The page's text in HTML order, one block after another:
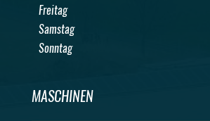
Freitag
Samstag
Sonntag
MASCHINEN